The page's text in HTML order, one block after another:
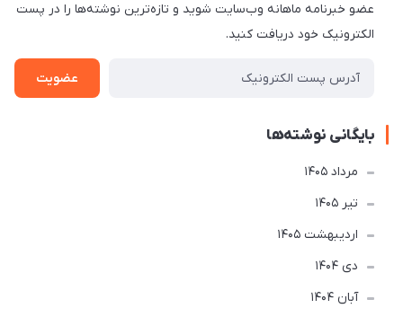
عضو خبرنامه ماهانه وب‌سایت شوید و تازه‌ترین نوشته‌ها را در پست
الکترونیک خود دریافت کنید.
عضویت
بایگانی نوشته‌ها
مرداد 1405
تير 1405
ارديبهشت 1405
دی 1404
آبان 1404